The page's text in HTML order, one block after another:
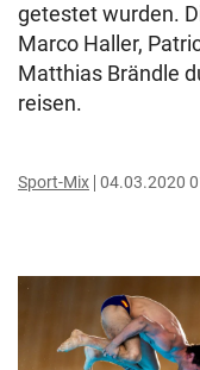
getestet wurden.
Marco Haller,
Matthias Brändle
reisen.
Sport-Mix 04.03.2020